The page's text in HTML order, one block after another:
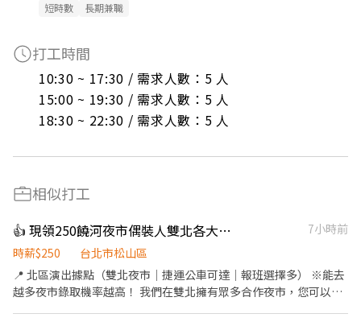
短時數 長期兼職
打工時間
10:30 ~ 17:30 / 需求人數：5 人
15:00 ~ 19:30 / 需求人數：5 人
18:30 ~ 22:30 / 需求人數：5 人
相似打工
👍 現領250饒河夜市偶裝人雙北各大夜市皆徵
7小時前
時薪$250
台北市松山區
📍 北區演出據點（雙北夜市｜捷運公車可達｜報班選擇多） ※能去
越多夜市錄取機率越高！ 我們在雙北擁有眾多合作夜市，您可以根